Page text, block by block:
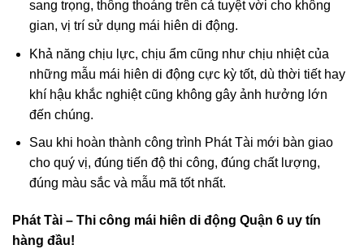
sang trọng, thông thoáng trên cả tuyệt vời cho không
gian, vị trí sử dụng mái hiên di động.
Khả năng chịu lực, chịu ẩm cũng như chịu nhiệt của
những mẫu mái hiên di động cực kỳ tốt, dù thời tiết hay
khí hậu khắc nghiệt cũng không gây ảnh hưởng lớn
đến chúng.
Sau khi hoàn thành công trình Phát Tài mới bàn giao
cho quý vị, đúng tiến độ thi công, đúng chất lượng,
đúng màu sắc và mẫu mã tốt nhất.
Phát Tài – Thi công mái hiên di động Quận 6 uy tín
hàng đầu!